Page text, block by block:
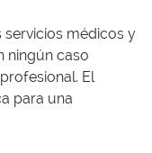
médicos y
ningún caso
El
para una